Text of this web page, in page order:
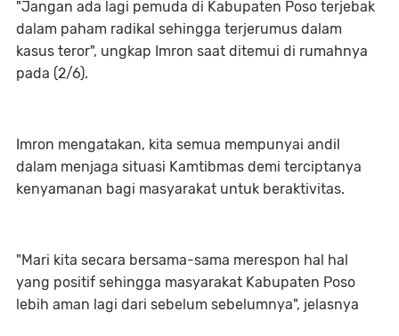
"Jangan ada lagi pemuda di Kabupaten Poso terjebak
dalam paham radikal sehingga terjerumus dalam
kasus teror", ungkap Imron saat ditemui di rumahnya
pada (2/6).
Imron mengatakan, kita semua mempunyai andil
dalam menjaga situasi Kamtibmas demi terciptanya
kenyamanan bagi masyarakat untuk beraktivitas.
"Mari kita secara bersama-sama merespon hal hal
yang positif sehingga masyarakat Kabupaten Poso
lebih aman lagi dari sebelum sebelumnya", jelasnya